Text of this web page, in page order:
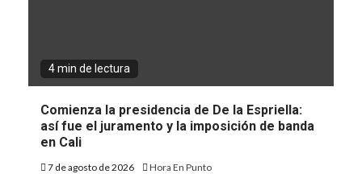
4 min de lectura
Comienza la presidencia de De la Espriella:
así fue el juramento y la imposición de banda
en Cali
7 de agosto de 2026 Hora En Punto